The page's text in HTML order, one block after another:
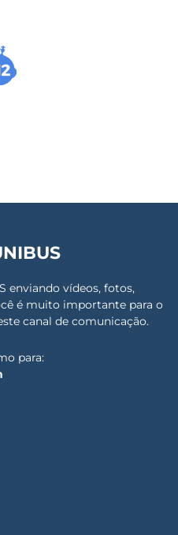
enviando vídeos, fotos,
é muito importante para o
canal de comunicação.
para: